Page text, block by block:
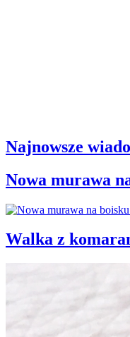
Najnowsze
Nowa murawa
Walka z